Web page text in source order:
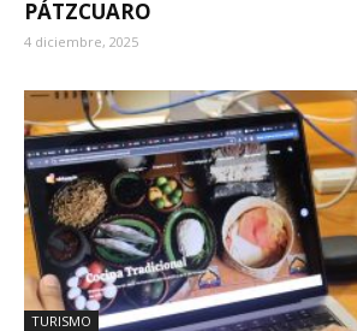
PÁTZCUARO
4 diciembre, 2025
TURISMO